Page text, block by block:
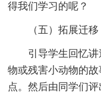
得我们学习的呢？
（五）拓展迁移
引导学生回忆讲
物或残害小动物的
点。然后由同学们评